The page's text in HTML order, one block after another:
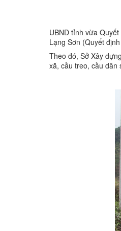
UBND tỉnh vừa
Lạng Sơn (Quyết
Theo đó, Sở Xây
xã, cầu treo, cầu dân